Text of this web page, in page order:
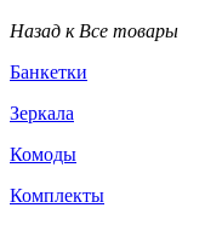
Назад к Все товары
Банкетки
Зеркала
Комоды
Комплекты